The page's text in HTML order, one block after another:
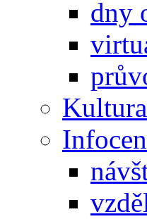
dny